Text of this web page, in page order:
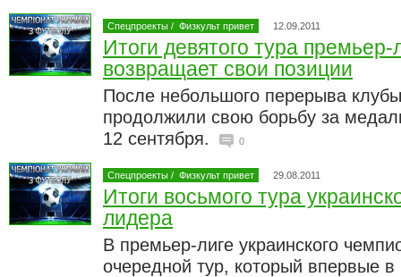
Спецпроекты / Физкульт привет 12.09.2011
Итоги девятого тура
возвращает свои позиции
После небольшого перерыва
продолжили свою борьбу за
12 сентября.
0
Спецпроекты / Физкульт привет 29.08.2011
Итоги восьмого тура
лидера
В премьер-лиге украинского
очередной тур, который впервые